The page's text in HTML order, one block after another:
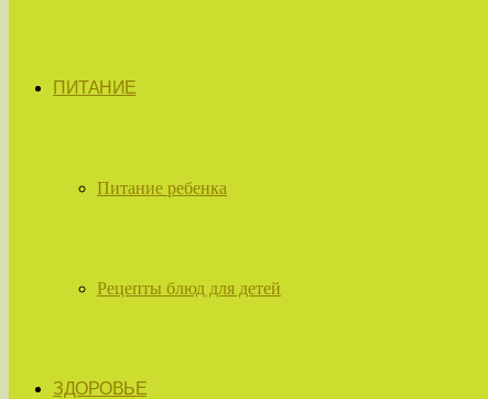
ПИТАНИЕ
Питание ребенка
Рецепты блюд для детей
ЗДОРОВЬЕ